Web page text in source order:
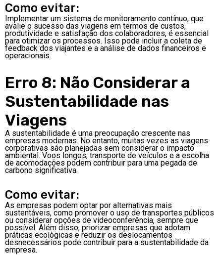
Como evitar:
Implementar um sistema de monitoramento contínuo, que
avalie o sucesso das viagens em termos de custos,
produtividade e satisfação dos colaboradores, é essencial
para otimizar os processos. Isso pode incluir a coleta de
feedback dos viajantes e a análise de dados financeiros e
operacionais.
Erro 8: Não Considerar a
Sustentabilidade nas
Viagens
A sustentabilidade é uma preocupação crescente nas
empresas modernas. No entanto, muitas vezes as viagens
corporativas são planejadas sem considerar o impacto
ambiental. Voos longos, transporte de veículos e a escolha
de acomodações podem contribuir para uma pegada de
carbono significativa.
Como evitar:
As empresas podem optar por alternativas mais
sustentáveis, como promover o uso de transportes públicos
ou considerar opções de videoconferência, sempre que
possível. Além disso, priorizar empresas que adotam
práticas ecológicas e reduzir os deslocamentos
desnecessários pode contribuir para a sustentabilidade da
empresa.